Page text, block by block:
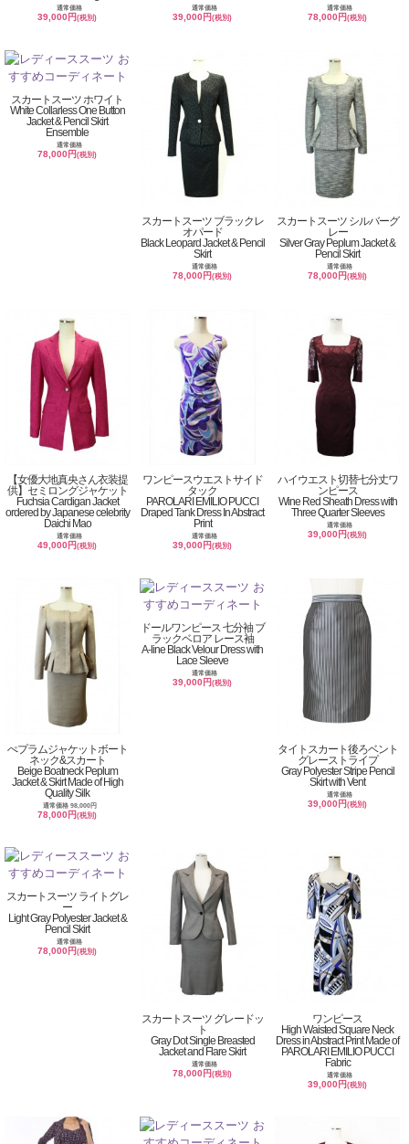
通常価格
39,000円(税別)
通常価格
39,000円(税別)
通常価格
78,000円(税別)
スカートスーツ ホワイト
White Collarless One Button
Jacket & Pencil Skirt
Ensemble
通常価格
78,000円(税別)
スカートスーツ ブラックレ
オパード
Black Leopard Jacket & Pencil
Skirt
通常価格
78,000円(税別)
スカートスーツ シルバーグ
レー
Silver Gray Peplum Jacket &
Pencil Skirt
通常価格
78,000円(税別)
【女優大地真央さん衣装提
供】セミロングジャケット
Fuchsia Cardigan Jacket
ordered by Japanese celebrity
Daichi Mao
通常価格
49,000円(税別)
ワンピースウエストサイド
タック
PAROLARI EMILIO PUCCI
Draped Tank Dress In Abstract
Print
通常価格
39,000円(税別)
ハイウエスト切替七分丈ワ
ンピース
Wine Red Sheath Dress with
Three Quarter Sleeves
通常価格
39,000円(税別)
ぺプラムジャケットボート
ネック&スカート
Beige Boatneck Peplum
Jacket & Skirt Made of High
Quality Silk
通常価格 98,000円
78,000円(税別)
ドールワンピース 七分袖 ブ
ラックベロア レース袖
A-line Black Velour Dress with
Lace Sleeve
通常価格
39,000円(税別)
タイトスカート後ろベント
グレーストライプ
Gray Polyester Stripe Pencil
Skirt with Vent
通常価格
39,000円(税別)
スカートスーツ ライトグレ
ー
Light Gray Polyester Jacket &
Pencil Skirt
通常価格
78,000円(税別)
スカートスーツ グレードッ
ト
Gray Dot Single Breasted
Jacket and Flare Skirt
通常価格
78,000円(税別)
ワンピース
High Waisted Square Neck
Dress in Abstract Print Made of
PAROLARI EMILIO PUCCI
Fabric
通常価格
39,000円(税別)